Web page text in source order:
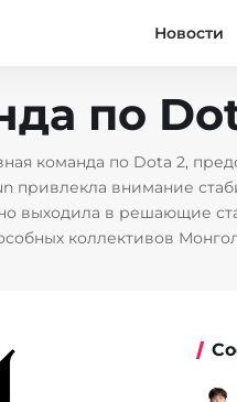
Новости
по
команда по Dota 2,
привлекла внимание
выходила в решающие
коллективов